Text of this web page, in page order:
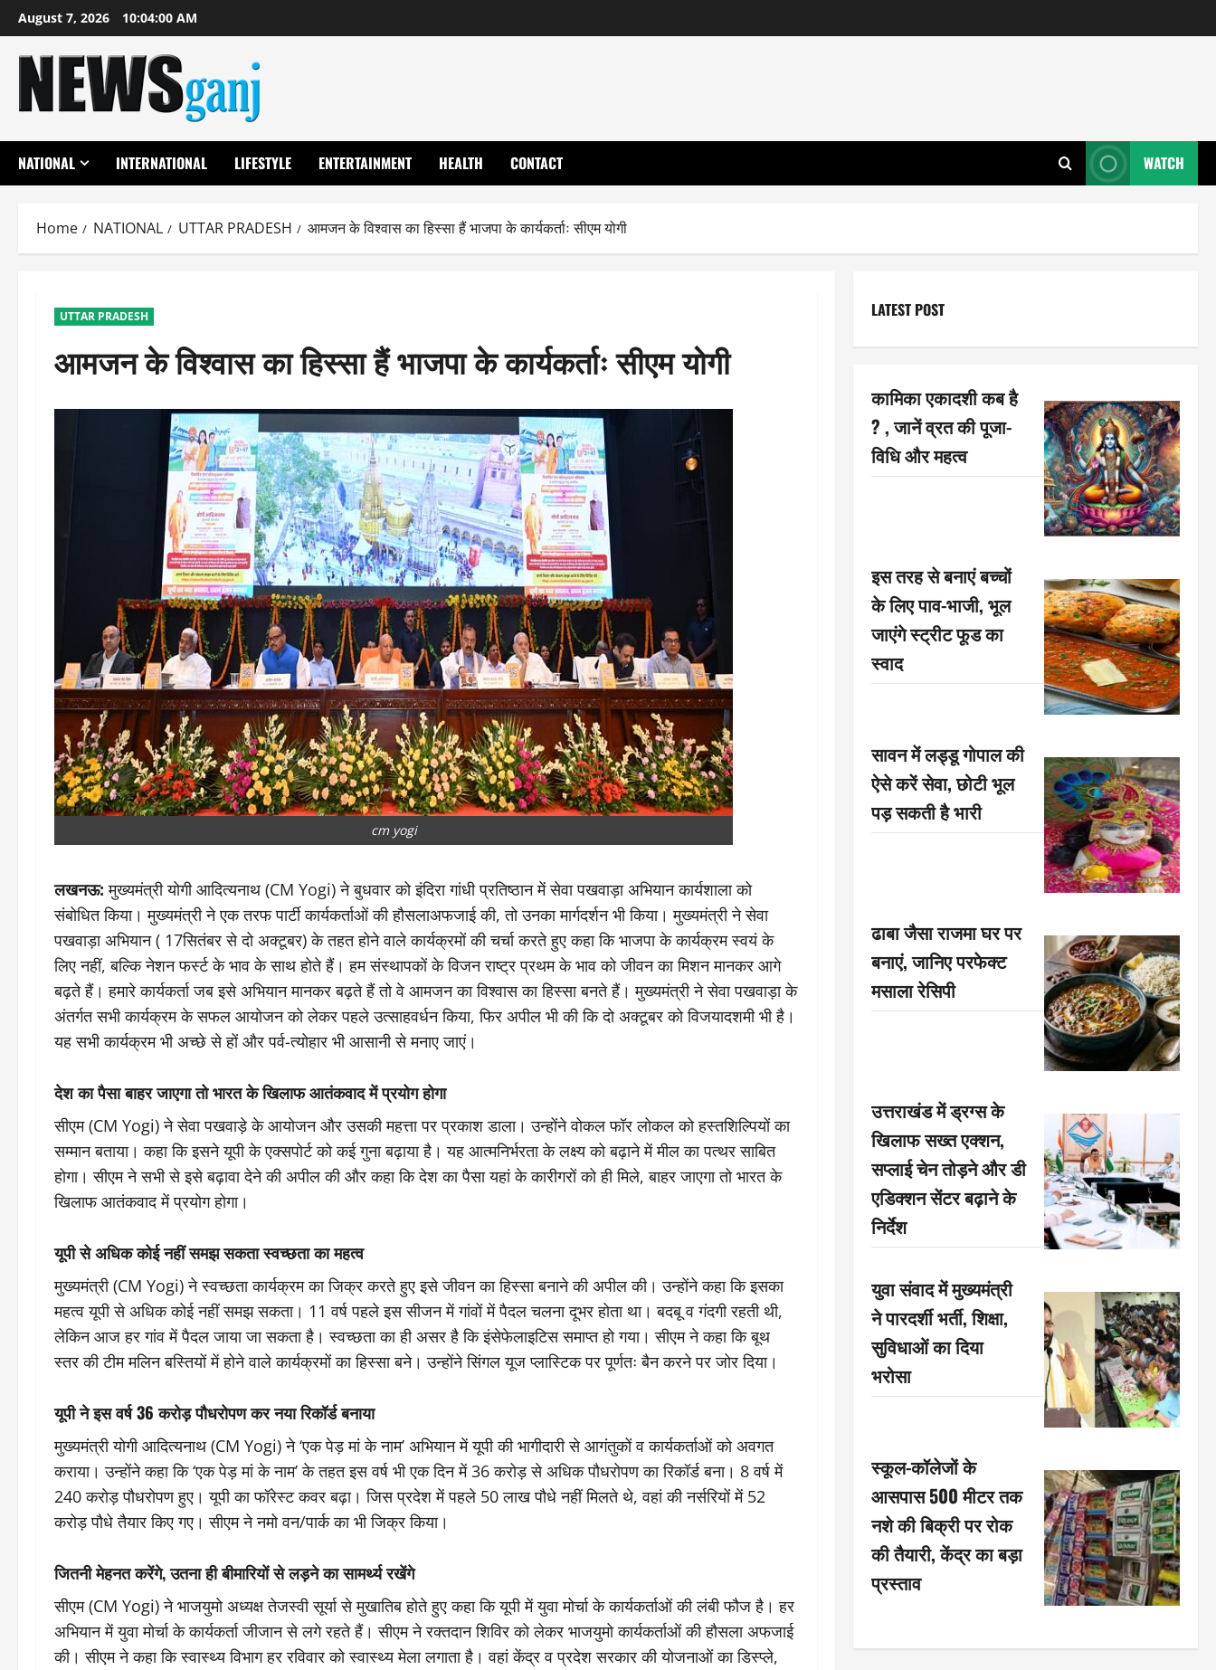
Skip
to
content
August 7, 2026 10:04:01 AM
NATIONAL INTERNATIONAL LIFESTYLE ENTERTAINMENT HEALTH CONTACT WATCH
Home NATIONAL UTTAR PRADESH आमजन के विश्वास का हिस्सा हैं भाजपा के कार्यकर्ताः सीएम योगी
UTTAR PRADESH
आमजन के विश्वास का हिस्सा हैं भाजपा के कार्यकर्ताः सीएम योगी
cm yogi
लखनऊ: मुख्यमंत्री योगी आदित्यनाथ (CM Yogi) ने बुधवार को इंदिरा गांधी प्रतिष्ठान में सेवा पखवाड़ा अभियान कार्यशाला को
संबोधित किया। मुख्यमंत्री ने एक तरफ पार्टी कार्यकर्ताओं की हौसलाअफजाई की, तो उनका मार्गदर्शन भी किया। मुख्यमंत्री ने सेवा
पखवाड़ा अभियान ( 17सितंबर से दो अक्टूबर) के तहत होने वाले कार्यक्रमों की चर्चा करते हुए कहा कि भाजपा के कार्यक्रम स्वयं के
लिए नहीं, बल्कि नेशन फर्स्ट के भाव के साथ होते हैं। हम संस्थापकों के विजन राष्ट्र प्रथम के भाव को जीवन का मिशन मानकर आगे
बढ़ते हैं। हमारे कार्यकर्ता जब इसे अभियान मानकर बढ़ते हैं तो वे आमजन का विश्वास का हिस्सा बनते हैं। मुख्यमंत्री ने सेवा पखवाड़ा के
अंतर्गत सभी कार्यक्रम के सफल आयोजन को लेकर पहले उत्साहवर्धन किया, फिर अपील भी की कि दो अक्टूबर को विजयादशमी भी है।
यह सभी कार्यक्रम भी अच्छे से हों और पर्व-त्योहार भी आसानी से मनाए जाएं।
देश का पैसा बाहर जाएगा तो भारत के खिलाफ आतंकवाद में प्रयोग होगा
सीएम (CM Yogi) ने सेवा पखवाड़े के आयोजन और उसकी महत्ता पर प्रकाश डाला। उन्होंने वोकल फॉर लोकल को हस्तशिल्पियों का
सम्मान बताया। कहा कि इसने यूपी के एक्सपोर्ट को कई गुना बढ़ाया है। यह आत्मनिर्भरता के लक्ष्य को बढ़ाने में मील का पत्थर साबित
होगा। सीएम ने सभी से इसे बढ़ावा देने की अपील की और कहा कि देश का पैसा यहां के कारीगरों को ही मिले, बाहर जाएगा तो भारत के
खिलाफ आतंकवाद में प्रयोग होगा।
यूपी से अधिक कोई नहीं समझ सकता स्वच्छता का महत्व
मुख्यमंत्री (CM Yogi) ने स्वच्छता कार्यक्रम का जिक्र करते हुए इसे जीवन का हिस्सा बनाने की अपील की। उन्होंने कहा कि इसका
महत्व यूपी से अधिक कोई नहीं समझ सकता। 11 वर्ष पहले इस सीजन में गांवों में पैदल चलना दूभर होता था। बदबू व गंदगी रहती थी,
लेकिन आज हर गांव में पैदल जाया जा सकता है। स्वच्छता का ही असर है कि इंसेफेलाइटिस समाप्त हो गया। सीएम ने कहा कि बूथ
स्तर की टीम मलिन बस्तियों में होने वाले कार्यक्रमों का हिस्सा बने। उन्होंने सिंगल यूज प्लास्टिक पर पूर्णतः बैन करने पर जोर दिया।
यूपी ने इस वर्ष 36 करोड़ पौधरोपण कर नया रिकॉर्ड बनाया
मुख्यमंत्री योगी आदित्यनाथ (CM Yogi) ने ‘एक पेड़ मां के नाम’ अभियान में यूपी की भागीदारी से आगंतुकों व कार्यकर्ताओं को अवगत
कराया। उन्होंने कहा कि ‘एक पेड़ मां के नाम’ के तहत इस वर्ष भी एक दिन में 36 करोड़ से अधिक पौधरोपण का रिकॉर्ड बना। 8 वर्ष में
240 करोड़ पौधरोपण हुए। यूपी का फॉरेस्ट कवर बढ़ा। जिस प्रदेश में पहले 50 लाख पौधे नहीं मिलते थे, वहां की नर्सरियों में 52
करोड़ पौधे तैयार किए गए। सीएम ने नमो वन/पार्क का भी जिक्र किया।
जितनी मेहनत करेंगे, उतना ही बीमारियों से लड़ने का सामर्थ्य रखेंगे
सीएम (CM Yogi) ने भाजयुमो अध्यक्ष तेजस्वी सूर्या से मुखातिब होते हुए कहा कि यूपी में युवा मोर्चा के कार्यकर्ताओं की लंबी फौज है। हर
अभियान में युवा मोर्चा के कार्यकर्ता जीजान से लगे रहते हैं। सीएम ने रक्तदान शिविर को लेकर भाजयुमो कार्यकर्ताओं की हौसला अफजाई
की। सीएम ने कहा कि स्वास्थ्य विभाग हर रविवार को स्वास्थ्य मेला लगाता है। वहां केंद्र व प्रदेश सरकार की योजनाओं का डिस्प्ले,
LATEST POST
कामिका एकादशी कब है
? , जानें व्रत की पूजा-
विधि और महत्व
इस तरह से बनाएं बच्चों
के लिए पाव-भाजी, भूल
जाएंगे स्ट्रीट फूड का
स्वाद
सावन में लड्डू गोपाल की
ऐसे करें सेवा, छोटी भूल
पड़ सकती है भारी
ढाबा जैसा राजमा घर पर
बनाएं, जानिए परफेक्ट
मसाला रेसिपी
उत्तराखंड में ड्रग्स के
खिलाफ सख्त एक्शन,
सप्लाई चेन तोड़ने और डी
एडिक्शन सेंटर बढ़ाने के
निर्देश
युवा संवाद में मुख्यमंत्री
ने पारदर्शी भर्ती, शिक्षा,
सुविधाओं का दिया
भरोसा
स्कूल-कॉलेजों के
आसपास 500 मीटर तक
नशे की बिक्री पर रोक
की तैयारी, केंद्र का बड़ा
प्रस्ताव